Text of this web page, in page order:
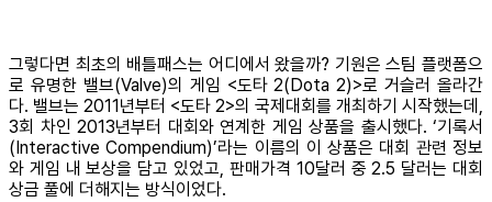
그렇다면 최초의 배틀패스는 어디에서 왔을까? 기원은 스팀 플랫폼으
로 유명한 밸브(Valve)의 게임 <도타 2(Dota 2)>로 거슬러 올라간
다. 밸브는 2011년부터 <도타 2>의 국제대회를 개최하기 시작했는데,
3회 차인 2013년부터 대회와 연계한 게임 상품을 출시했다. ‘기록서
(Interactive Compendium)’라는 이름의 이 상품은 대회 관련 정보
와 게임 내 보상을 담고 있었고, 판매가격 10달러 중 2.5 달러는 대회
상금 풀에 더해지는 방식이었다.